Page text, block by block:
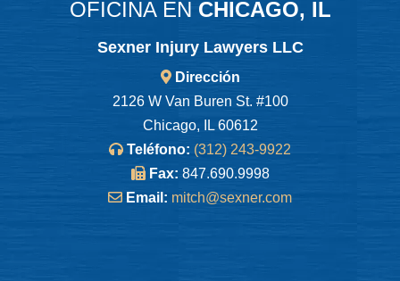
OFICINA EN CHICAGO, IL
Sexner Injury Lawyers LLC
Dirección
2126 W Van Buren St. #100
Chicago, IL 60612
Teléfono: (312) 243-9922
Fax: 847.690.9998
Email: mitch@sexner.com